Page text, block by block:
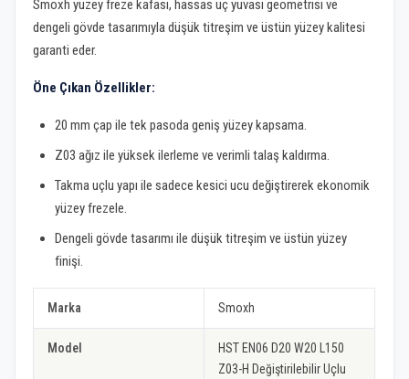
Smoxh yüzey freze kafası, hassas uç yuvası geometrisi ve
dengeli gövde tasarımıyla düşük titreşim ve üstün yüzey kalitesi
garanti eder.
Öne Çıkan Özellikler:
20 mm çap ile tek pasoda geniş yüzey kapsama.
Z03 ağız ile yüksek ilerleme ve verimli talaş kaldırma.
Takma uçlu yapı ile sadece kesici ucu değiştirerek ekonomik
yüzey frezele.
Dengeli gövde tasarımı ile düşük titreşim ve üstün yüzey
finişi.
Marka Smoxh
Model
HST EN06 D20 W20 L150
Z03-H Değiştirilebilir Uçlu